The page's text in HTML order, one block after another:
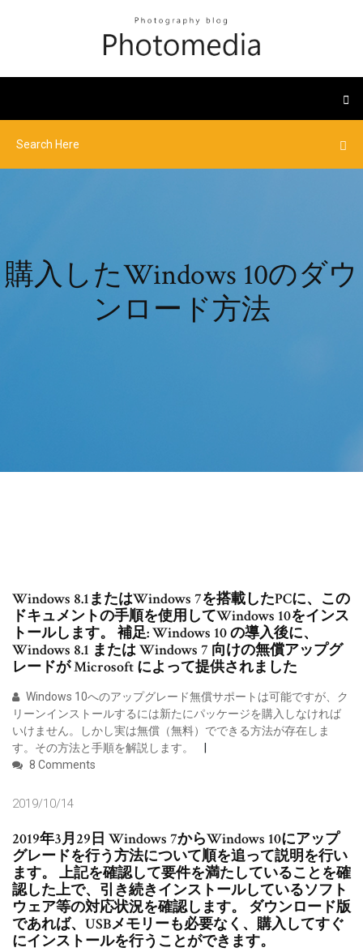
購入したWindows 10のダウ
ンロード方法
Windows 8.1またはWindows 7を搭載したPCに、この
ドキュメントの手順を使用してWindows 10をインス
トールします。 補足: Windows 10 の導入後に、
Windows 8.1 または Windows 7 向けの無償アップグ
レードが Microsoft によって提供されました
Windows 10へのアップグレード無償サポートは可能ですが、ク
リーンインストールするには新たにパッケージを購入しなければ
いけません。しかし実は無償（無料）でできる方法が存在しま
す。その方法と手順を解説します。
8 Comments
2019/10/14
2019年3月29日 Windows 7からWindows 10にアップ
グレードを行う方法について順を追って説明を行い
ます。 上記を確認して要件を満たしていることを確
認した上で、引き続きインストールしているソフト
ウェア等の対応状況を確認します。 ダウンロード版
であれば、USBメモリーも必要なく、購入してすぐ
にインストールを行うことができます。